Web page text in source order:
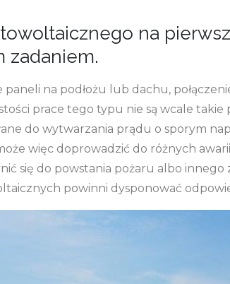
na
zadaniem.
na podłożu lub dachu,
prace tego typu nie są wcale takie
do wytwarzania prądu o sporym
więc doprowadzić do różnych
się do powstania pożaru albo innego
powinni dysponować